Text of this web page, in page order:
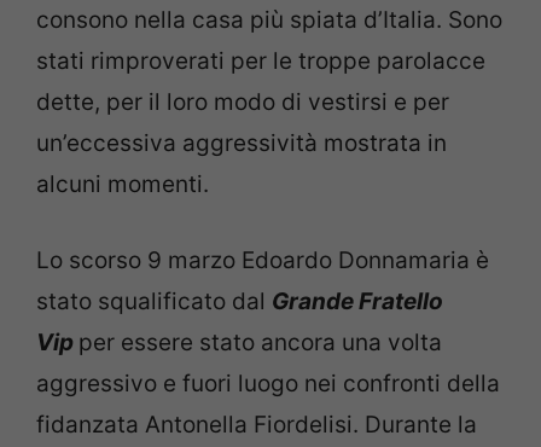
consono nella casa più spiata d’Italia. Sono
stati rimproverati per le troppe parolacce
dette, per il loro modo di vestirsi e per
un’eccessiva aggressività mostrata in
alcuni momenti.
Lo scorso 9 marzo Edoardo Donnamaria è
stato squalificato dal Grande Fratello
Vip per essere stato ancora una volta
aggressivo e fuori luogo nei confronti della
fidanzata Antonella Fiordelisi. Durante la